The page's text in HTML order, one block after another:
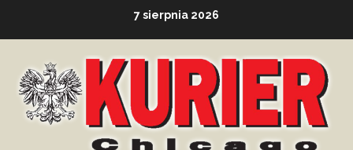
7 sierpnia 2026